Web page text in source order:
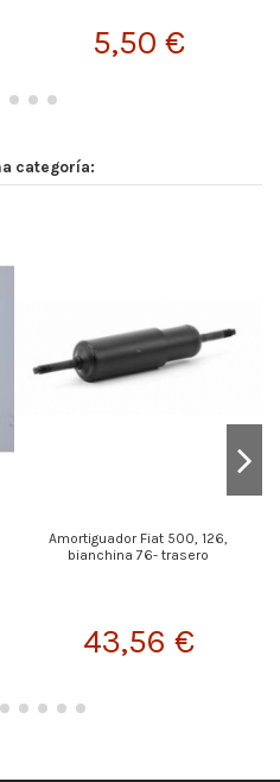
5,50 €
categoría:
Amortiguador Fiat 500, 126,
bianchina 76- trasero
43,56 €